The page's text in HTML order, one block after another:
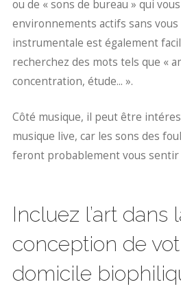
ou de « sons de bureau » qui
environnements actifs sans vous
instrumentale est également
recherchez des mots tels que «
concentration, étude... ».
Côté musique, il peut être
musique live, car les sons des
feront probablement vous sentir
Incluez l’art dans
conception de
domicile